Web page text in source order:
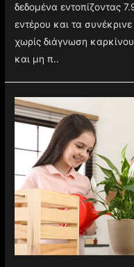
δεδομένα εντοπίζοντας
εντέρου και τα
χωρίς διάγνωση
και μη π..